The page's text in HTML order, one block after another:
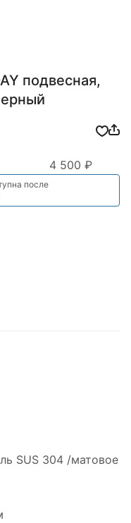
подвесная,
4 500 ₽
после
SUS 304 /матовое